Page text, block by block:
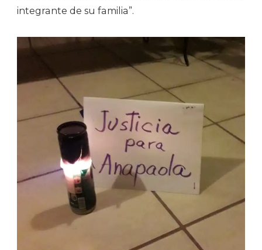
integrante de su familia”.